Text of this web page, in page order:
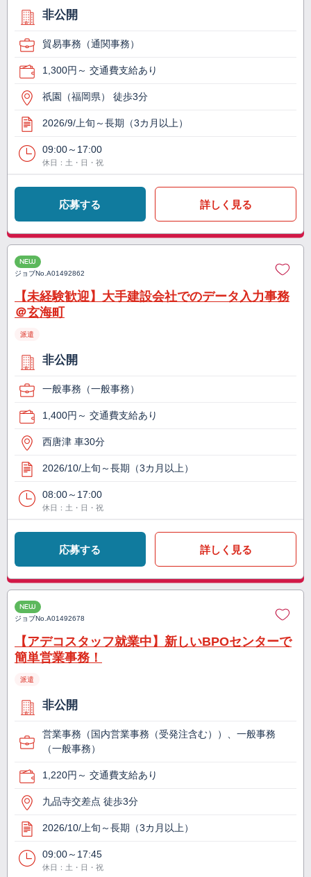
非公開
貿易事務（通関事務）
1,300円～ 交通費支給あり
祇園（福岡県） 徒歩3分
2026/9/上旬～長期（3カ月以上）
09:00～17:00
休日：土・日・祝
応募する 詳しく見る
NEW
ジョブNo.A01492862
【未経験歓迎】大手建設会社でのデータ入力事務
＠玄海町
派遣
非公開
一般事務（一般事務）
1,400円～ 交通費支給あり
西唐津 車30分
2026/10/上旬～長期（3カ月以上）
08:00～17:00
休日：土・日・祝
応募する 詳しく見る
NEW
ジョブNo.A01492678
【アデコスタッフ就業中】新しいBPOセンターで
簡単営業事務！
派遣
非公開
営業事務（国内営業事務（受発注含む））、一般事務
（一般事務）
1,220円～ 交通費支給あり
九品寺交差点 徒歩3分
2026/10/上旬～長期（3カ月以上）
09:00～17:45
休日：土・日・祝